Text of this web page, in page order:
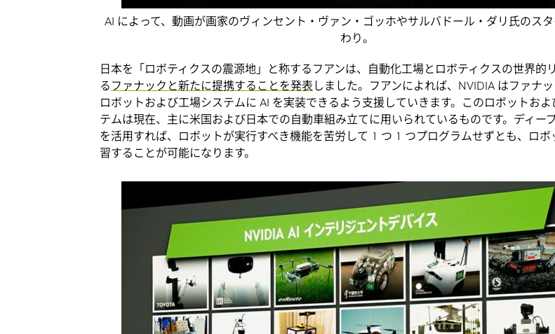
AI によって、動画が画家のヴィンセント・ヴァン・ゴッホやサルバドール・ダリ氏のス
わり。
日本を「ロボティクスの震源地」と称するフアンは、自動化工場とロボティクスの世界的
る ファナックと新たに提携することを発表 しました。フアンによれば、NVIDIA はファナ
ロボットおよび工場システムに AI を実装できるよう支援していきます。このロボットおよ
テムは現在、主に米国および日本での自動車組み立てに用いられているものです。ディー
を活用すれば、ロボットが実行すべき機能を苦労して 1 つ 1 つプログラムせずとも、ロボ
習することが可能になります。